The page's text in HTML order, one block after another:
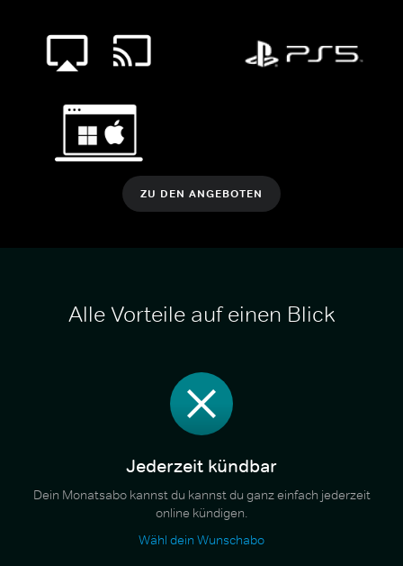
ZU DEN ANGEBOTEN
Alle Vorteile auf einen Blick
Jederzeit kündbar
Dein Monatsabo kannst du kannst du ganz einfach jederzeit
online kündigen.
Wähl dein Wunschabo